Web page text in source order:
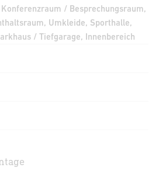
/ Besprechungsraum,
Umkleide, Sporthalle,
/ Tiefgarage, Innenbereich